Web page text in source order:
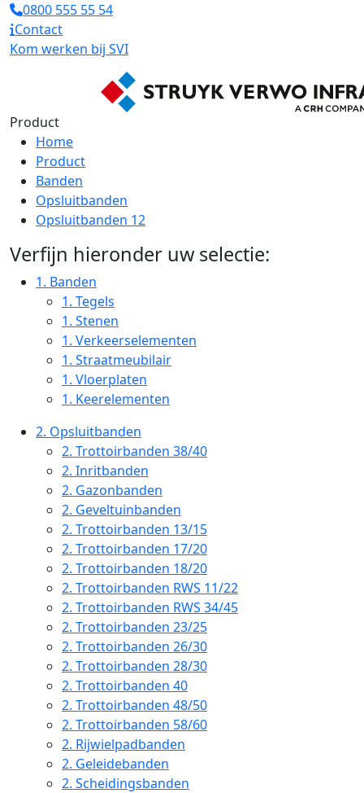
0800 555 55 54
Contact
Kom werken bij SVI
Product
Home
Product
Banden
Opsluitbanden
Opsluitbanden 12
Verfijn hieronder uw selectie:
1. Banden
1. Tegels
1. Stenen
1. Verkeerselementen
1. Straatmeubilair
1. Vloerplaten
1. Keerelementen
2. Opsluitbanden
2. Trottoirbanden 38/40
2. Inritbanden
2. Gazonbanden
2. Geveltuinbanden
2. Trottoirbanden 13/15
2. Trottoirbanden 17/20
2. Trottoirbanden 18/20
2. Trottoirbanden RWS 11/22
2. Trottoirbanden RWS 34/45
2. Trottoirbanden 23/25
2. Trottoirbanden 26/30
2. Trottoirbanden 28/30
2. Trottoirbanden 40
2. Trottoirbanden 48/50
2. Trottoirbanden 58/60
2. Rijwielpadbanden
2. Geleidebanden
2. Scheidingsbanden